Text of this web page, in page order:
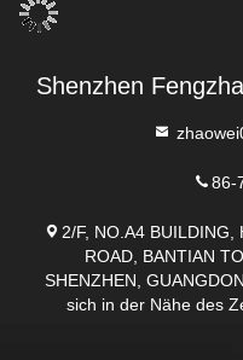
Shenzhen
86-
2/F, NO.A4 BUILDING,
ROAD, BANTIAN
SHENZHEN,
sich in der Nähe des